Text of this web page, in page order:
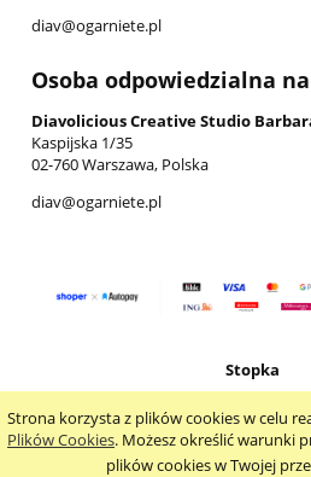
Strona korzysta z plików cookies w celu
Plików Cookies. Możesz określić warunki
plików cookies w Twojej
diav@ogarniete.pl
Osoba odpowiedzialna
Diavolicious Creative Studio
Kaspijska 1/35
02-760 Warszawa, Polska
diav@ogarniete.pl
Stopka
pokaż pełną